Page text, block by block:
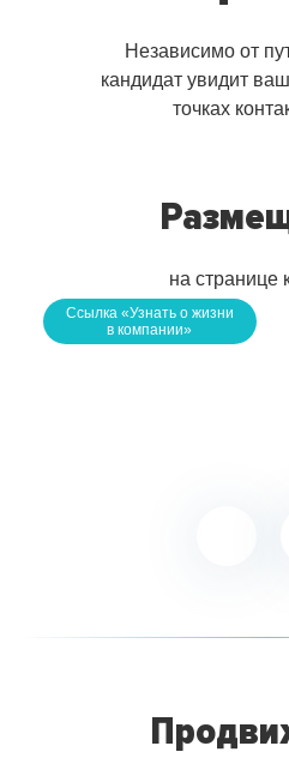
Независимо от
кандидат увидит
точках
на странице
Ссылка «Узнать о жизни
в компании»